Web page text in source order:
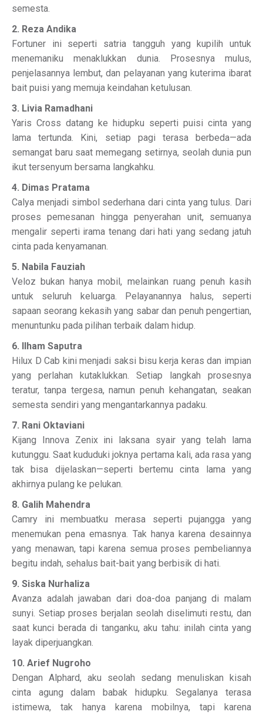
semesta.
2. Reza Andika
Fortuner ini seperti satria tangguh yang kupilih untuk
menemaniku menaklukkan dunia. Prosesnya mulus,
penjelasannya lembut, dan pelayanan yang kuterima ibarat
bait puisi yang memuja keindahan ketulusan.
3. Livia Ramadhani
Yaris Cross datang ke hidupku seperti puisi cinta yang
lama tertunda. Kini, setiap pagi terasa berbeda—ada
semangat baru saat memegang setirnya, seolah dunia pun
ikut tersenyum bersama langkahku.
4. Dimas Pratama
Calya menjadi simbol sederhana dari cinta yang tulus. Dari
proses pemesanan hingga penyerahan unit, semuanya
mengalir seperti irama tenang dari hati yang sedang jatuh
cinta pada kenyamanan.
5. Nabila Fauziah
Veloz bukan hanya mobil, melainkan ruang penuh kasih
untuk seluruh keluarga. Pelayanannya halus, seperti
sapaan seorang kekasih yang sabar dan penuh pengertian,
menuntunku pada pilihan terbaik dalam hidup.
6. Ilham Saputra
Hilux D Cab kini menjadi saksi bisu kerja keras dan impian
yang perlahan kutaklukkan. Setiap langkah prosesnya
teratur, tanpa tergesa, namun penuh kehangatan, seakan
semesta sendiri yang mengantarkannya padaku.
7. Rani Oktaviani
Kijang Innova Zenix ini laksana syair yang telah lama
kutunggu. Saat kududuki joknya pertama kali, ada rasa yang
tak bisa dijelaskan—seperti bertemu cinta lama yang
akhirnya pulang ke pelukan.
8. Galih Mahendra
Camry ini membuatku merasa seperti pujangga yang
menemukan pena emasnya. Tak hanya karena desainnya
yang menawan, tapi karena semua proses pembeliannya
begitu indah, sehalus bait-bait yang berbisik di hati.
9. Siska Nurhaliza
Avanza adalah jawaban dari doa-doa panjang di malam
sunyi. Setiap proses berjalan seolah diselimuti restu, dan
saat kunci berada di tanganku, aku tahu: inilah cinta yang
layak diperjuangkan.
10. Arief Nugroho
Dengan Alphard, aku seolah sedang menuliskan kisah
cinta agung dalam babak hidupku. Segalanya terasa
istimewa, tak hanya karena mobilnya, tapi karena